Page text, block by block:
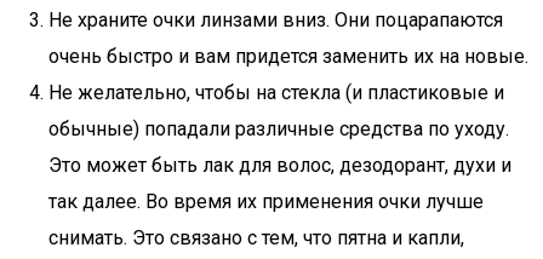
Не храните очки линзами вниз. Они поцарапаются
очень быстро и вам придется заменить их на новые.
Не желательно, чтобы на стекла (и пластиковые и
обычные) попадали различные средства по уходу.
Это может быть лак для волос, дезодорант, духи и
так далее. Во время их применения очки лучше
снимать. Это связано с тем, что пятна и капли,